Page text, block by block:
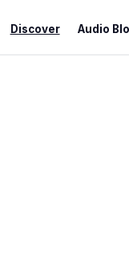
Discover Audio